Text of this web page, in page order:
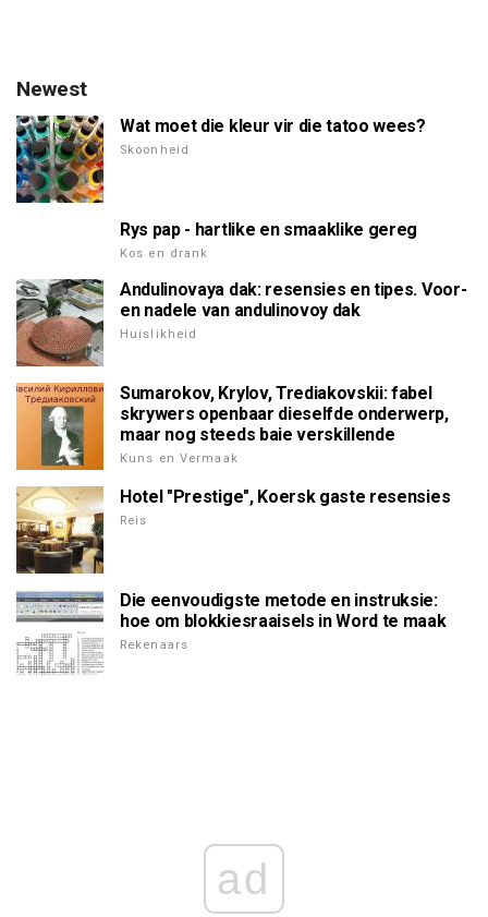
Newest
Wat moet die kleur vir die tatoo wees?
Skoonheid
Rys pap - hartlike en smaaklike gereg
Kos en drank
Andulinovaya dak: resensies en tipes. Voor-
en nadele van andulinovoy dak
Huislikheid
Sumarokov, Krylov, Trediakovskii: fabel
skrywers openbaar dieselfde onderwerp,
maar nog steeds baie verskillende
Kuns en Vermaak
Hotel "Prestige", Koersk gaste resensies
Reis
Die eenvoudigste metode en instruksie:
hoe om blokkiesraaisels in Word te maak
Rekenaars
ad